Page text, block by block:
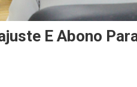
E Abono